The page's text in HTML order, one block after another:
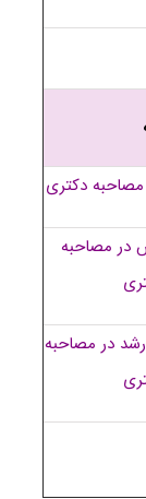
مصاحبه دکتری
در مصاحبه
در مصاحبه